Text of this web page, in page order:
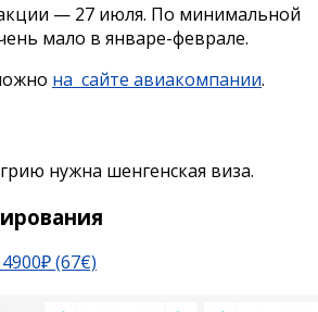
— 27 июля. По минимальной
мало в январе-феврале.
на сайте авиакомпании.
нужна шенгенская виза.
(67€)